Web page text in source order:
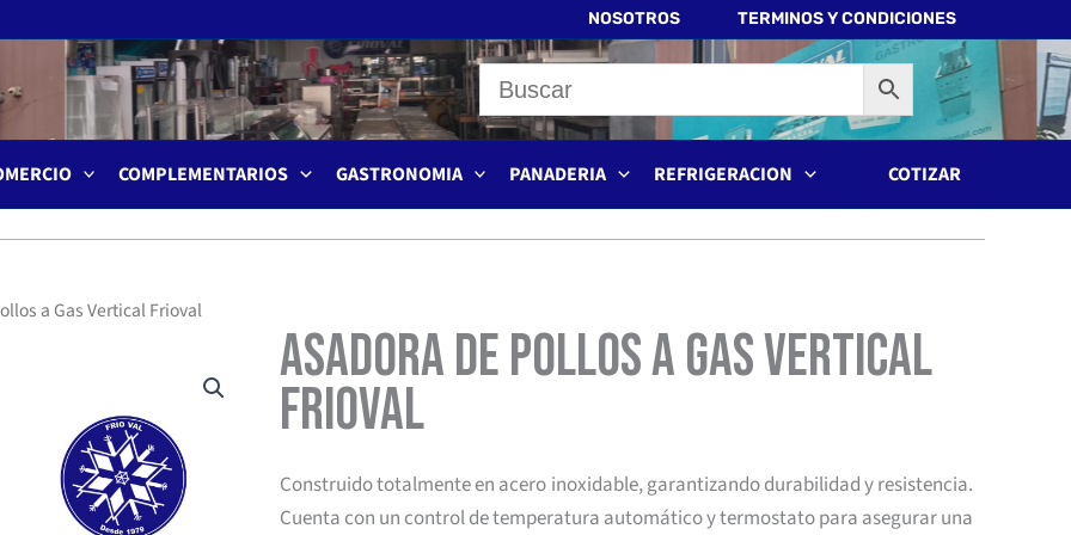
NOSOTROS TERMINOS Y CONDICIONES
COMPLEMENTARIOS GASTRONOMIA PANADERIA REFRIGERACION COTIZAR
a Gas Vertical Frioval
Asadora de Pollos a Gas Vertical
Frioval
Construido totalmente en acero inoxidable, garantizando durabilidad y resistencia.
Cuenta con un control de temperatura automático y termostato para asegurar una